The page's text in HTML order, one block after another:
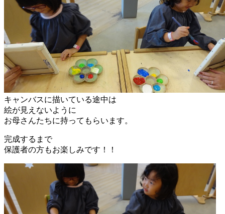
キャンバスに描いている途中は
絵が見えないように
お母さんたちに持ってもらいます。
完成するまで
保護者の方もお楽しみです！！